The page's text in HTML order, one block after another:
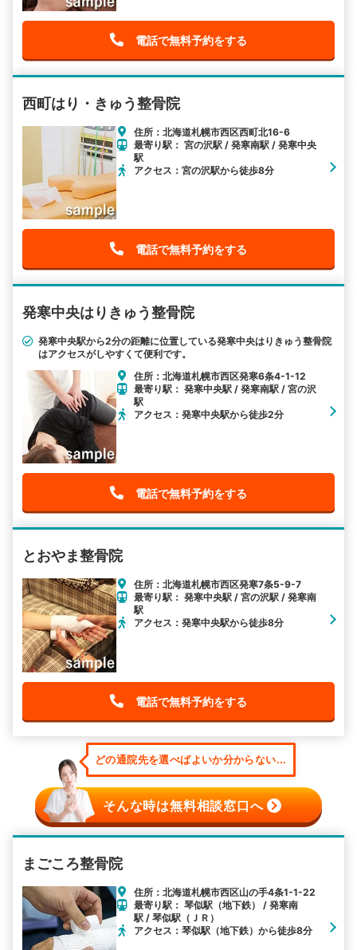
電話で無料予約をする
西町はり・きゅう整骨院
住所：北海道札幌市西区西町北16-6
最寄り駅： 宮の沢駅 / 発寒南駅 / 発寒中央
駅
アクセス：宮の沢駅から徒歩8分
電話で無料予約をする
発寒中央はりきゅう整骨院
発寒中央駅から2分の距離に位置している発寒中央はりきゅう整骨院
はアクセスがしやすくて便利です。
住所：北海道札幌市西区発寒6条4-1-12
最寄り駅： 発寒中央駅 / 発寒南駅 / 宮の沢
駅
アクセス：発寒中央駅から徒歩2分
電話で無料予約をする
とおやま整骨院
住所：北海道札幌市西区発寒7条5-9-7
最寄り駅： 発寒中央駅 / 宮の沢駅 / 発寒南
駅
アクセス：発寒中央駅から徒歩8分
電話で無料予約をする
どの通院先を選べばよいか分からない...
そんな時は無料相談窓口へ
まごころ整骨院
住所：北海道札幌市西区山の手4条1-1-22
最寄り駅： 琴似駅（地下鉄） / 発寒南
駅 / 琴似駅（ＪＲ）
アクセス：琴似駅（地下鉄）から徒歩8分